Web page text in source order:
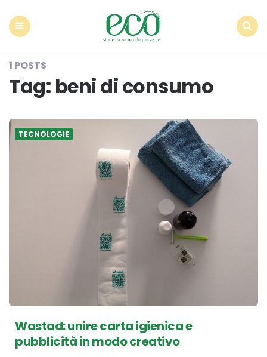
1 POSTS
Tag: beni di consumo
TECNOLOGIE
Wastad: unire carta igienica e
pubblicità in modo creativo